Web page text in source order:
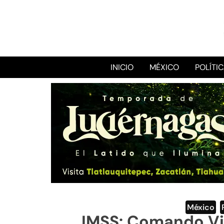
INICIO MÉXICO
México